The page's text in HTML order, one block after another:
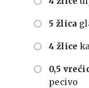
5 žlica
4 žlice
0,5
pecivo